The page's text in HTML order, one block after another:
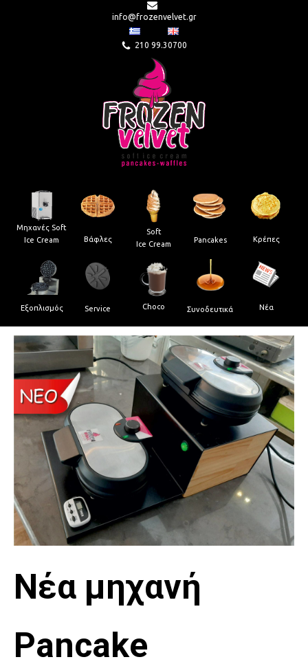
info@frozenvelvet.gr
210 99.30700
Μηχανές Soft
Ice Cream
Βάφλες
Soft
Ice Cream
Pancakes Κρέπες
Εξοπλισμός Service Choco Συνοδευτικά Νέα
Νέα μηχανή
Pancake